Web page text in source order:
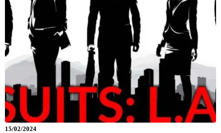
15/02/2024